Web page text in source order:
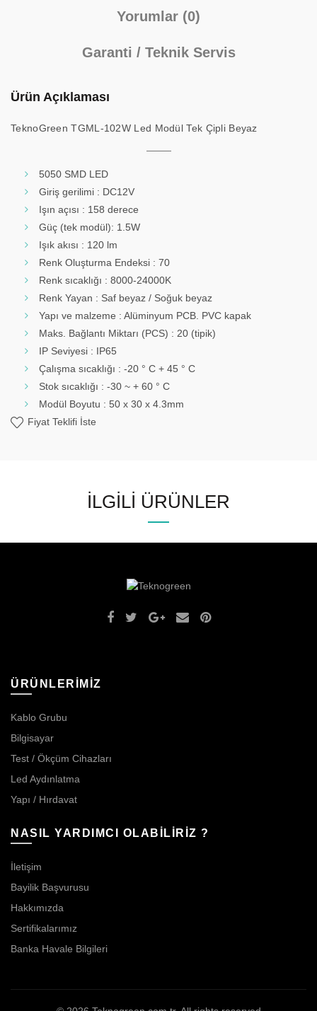
Yorumlar (0)
Garanti / Teknik Servis
Ürün Açıklaması
TeknoGreen TGML-102W Led Modül Tek Çipli Beyaz
5050 SMD LED
Giriş gerilimi : DC12V
Işın açısı : 158 derece
Güç (tek modül): 1.5W
Işık akısı : 120 lm
Renk Oluşturma Endeksi : 70
Renk sıcaklığı : 8000-24000K
Renk Yayan : Saf beyaz / Soğuk beyaz
Yapı ve malzeme : Alüminyum PCB. PVC kapak
Maks. Bağlantı Miktarı (PCS) : 20 (tipik)
IP Seviyesi : IP65
Çalışma sıcaklığı : -20 ° C + 45 ° C
Stok sıcaklığı : -30 ~ + 60 ° C
Modül Boyutu : 50 x 30 x 4.3mm
Fiyat Teklifi İste
İLGILI ÜRÜNLER
ÜRÜNLERİMİZ
Kablo Grubu
Bilgisayar
Test / Ökçüm Cihazları
Led Aydınlatma
Yapı / Hırdavat
NASIL YARDIMCI OLABİLİRİZ ?
İletişim
Bayilik Başvurusu
Hakkımızda
Sertifikalarımız
Banka Havale Bilgileri